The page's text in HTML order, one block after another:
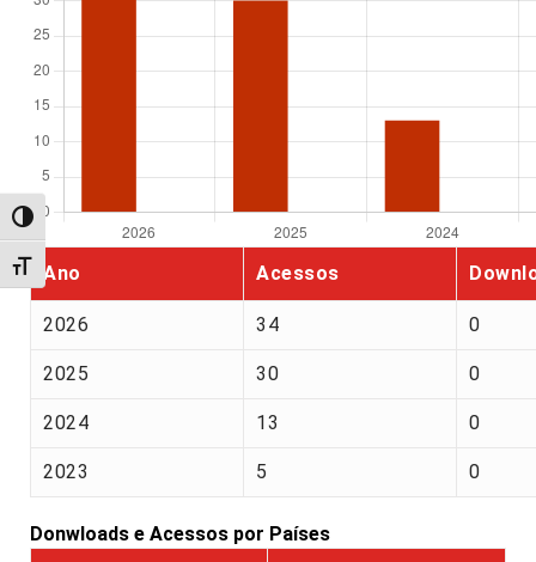
Alternar alto contraste
Alternar tamanho da fonte
Ano Acessos
2026 34 0
2025 30 0
2024 13 0
2023 5 0
Donwloads e Acessos por Países